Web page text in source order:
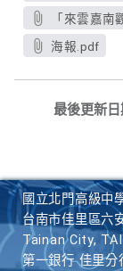
「來雲嘉
海報.pdf
最後更新日
國立北門高級
台南市佳里區六
Tainan City,
第一銀行 佳里